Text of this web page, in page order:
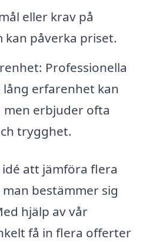
eller krav på
kan påverka priset.
Professionella
erfarenhet kan
men erbjuder ofta
trygghet.
att jämföra flera
bestämmer sig
hjälp av vår
få in flera offerter